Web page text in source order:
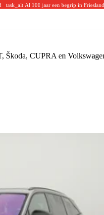
task_altAl 100 jaar een begrip in
CUPRA acties
CUPRA modellen
CUPRA en